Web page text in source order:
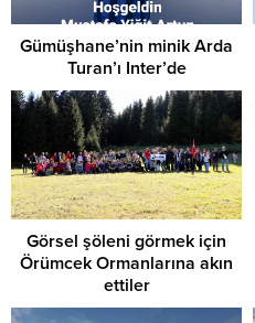
Gümüşhane’nin minik Arda
Turan’ı Inter’de
Görsel şöleni görmek için
Örümcek Ormanlarına akın
ettiler